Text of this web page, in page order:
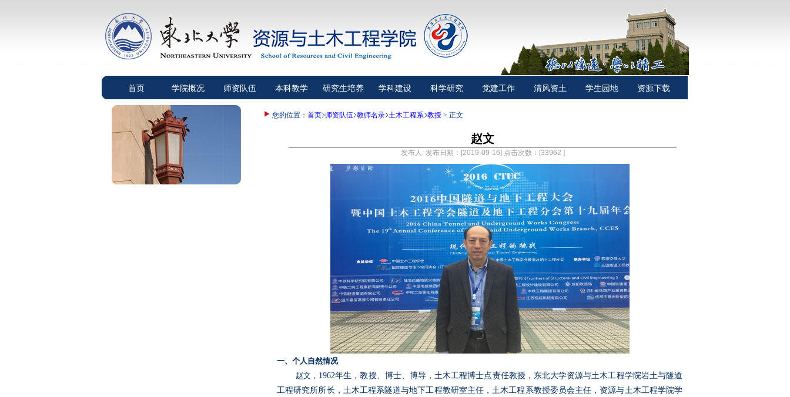
首页 学院概况 师资队伍 本科教学 研究生培养 学科建设 科学研究 党建工作 清风资土 学生园地 资源下载
您的位置： 首页 师资队伍 教师名录 土木工程系 教授 > 正文
赵文
发布人: 发布日期：[2019-09-16] 点击次数：[33962 ]
一、个人自然情况
赵文， 1962年生，教授、博士、博导，土木工程博士点责任教授，东北大学资源与土木工程学院岩土与隧道
工程研究所所长，土木工程系隧道与地下工程教研室主任，土木工程系教授委员会主任，资源与土木工程学院学